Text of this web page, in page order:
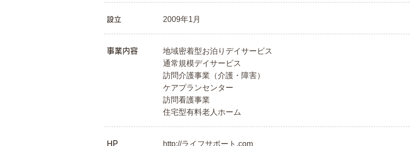
設立 2009年1月
事業内容
地域密着型お泊りデイサービス
通常規模デイサービス
訪問介護事業（介護・障害）
ケアプランセンター
訪問看護事業
住宅型有料老人ホーム
HP
http://ライフサポート.com